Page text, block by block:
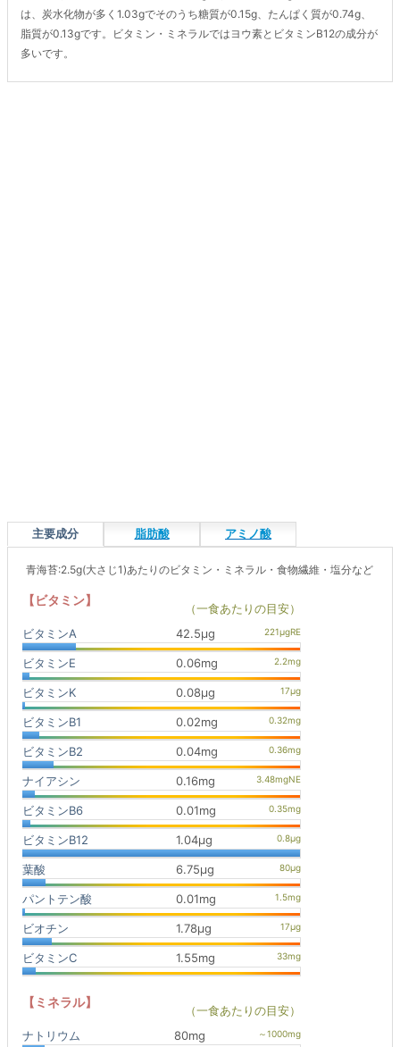
は、炭水化物が多く1.03gでそのうち糖質が0.15g、たんぱく質が0.74g、
脂質が0.13gです。ビタミン・ミネラルではヨウ素とビタミンB12の成分が
多いです。
主要成分 脂肪酸 アミノ酸
青海苔:2.5g(大さじ1)あたりのビタミン・ミネラル・食物繊維・塩分など
【ビタミン】
（一食あたりの目安）
ビタミンA
42.5μg
ビタミンE 0.06mg
ビタミンK 0.08μg
ビタミンB1 0.02mg
ビタミンB2 0.04mg
ナイアシン 0.16mg
ビタミンB6 0.01mg
ビタミンB12 1.04μg
葉酸 6.75μg
パントテン酸 0.01mg
ビオチン 1.78μg
ビタミンC 1.55mg
【ミネラル】
（一食あたりの目安）
ナトリウム
80mg